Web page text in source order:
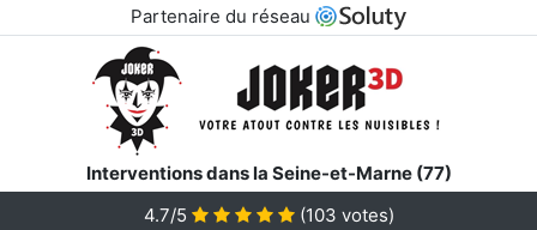
Partenaire du réseau
Interventions dans la Seine-et-Marne (77)
4.7/5
(103 votes)